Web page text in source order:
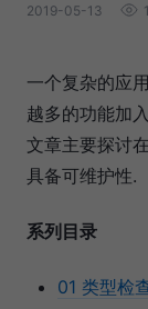
2019-05-13
一个复杂的应
越多的功能加
文章主要探讨
具备可维护性.
系列目录
01 类型检